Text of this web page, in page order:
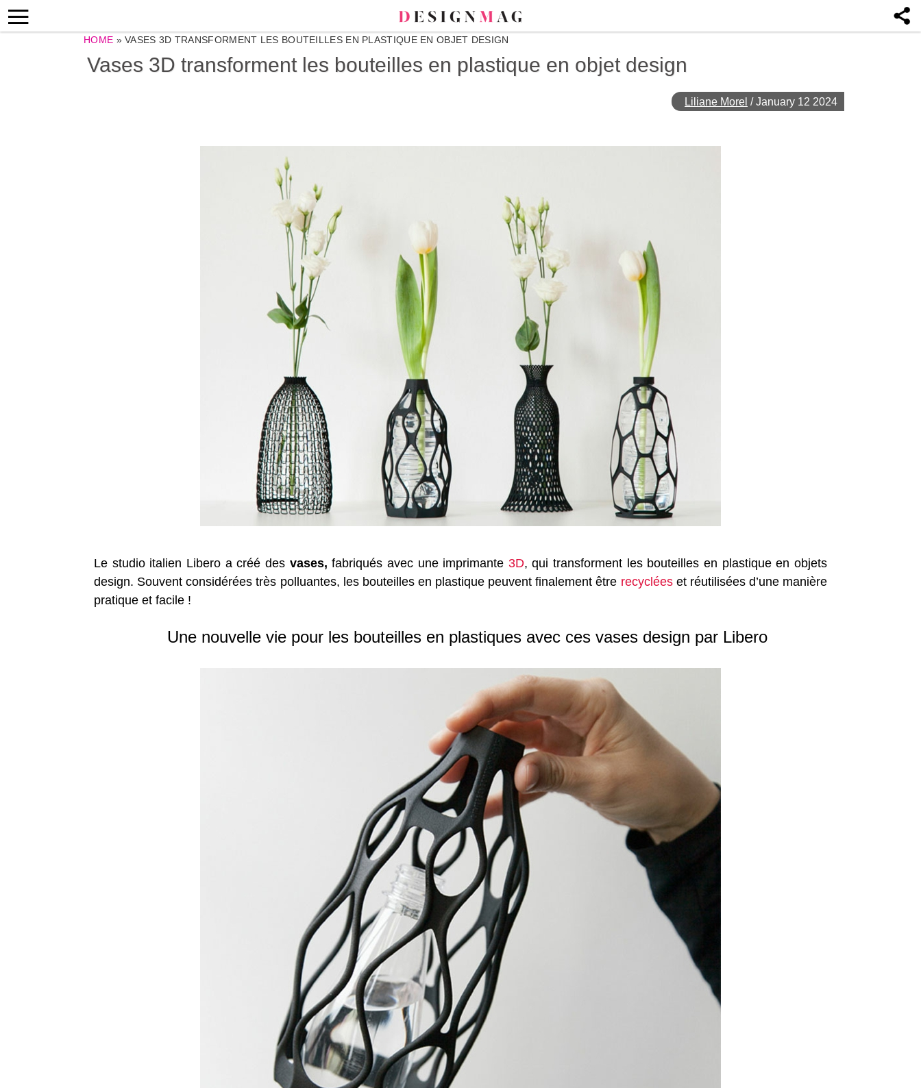
HOME »VASES 3D TRANSFORMENT LES BOUTEILLES EN PLASTIQUE EN OBJET DESIGN
Vases 3D transforment les bouteilles en plastique en objet design
Liliane Morel /January 12 2024
Le studio italien Libero a créé des vases, fabriqués avec une imprimante 3D, qui transforment les bouteilles en plastique en objets
design. Souvent considérées très polluantes, les bouteilles en plastique peuvent finalement être recycléeset réutilisées d’une manière
pratique et facile !
Une nouvelle vie pour les bouteilles en plastiques avec ces vases design par Libero